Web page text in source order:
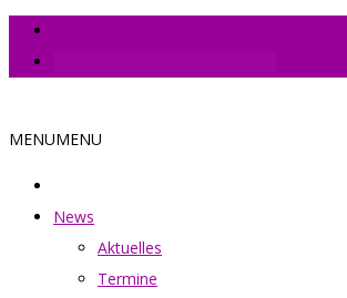
MENUMENU
News
Aktuelles
Termine